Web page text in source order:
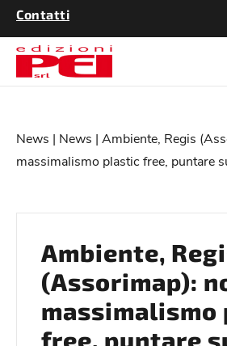
Contatti
News | News | Ambiente, Regis
massimalismo plastic free, puntare
Ambiente,
(Assorimap):
free, puntare